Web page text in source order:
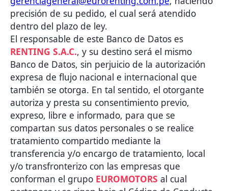
precisión de su pedido, el cual será atendido
dentro del plazo de ley.
El responsable de este Banco de Datos es
RENTING S.A.C., y su destino será el mismo
Banco de Datos, sin perjuicio de la autorización
expresa de flujo nacional e internacional que
también se otorga. En tal sentido, el otorgante
autoriza y presta su consentimiento previo,
expreso, libre e informado, para que se
compartan sus datos personales o se realice
tratamiento compartido mediante la
transferencia y/o encargo de tratamiento, local
y/o transfronterizo con las empresas que
conforman el grupo EUROMOTORS al cual